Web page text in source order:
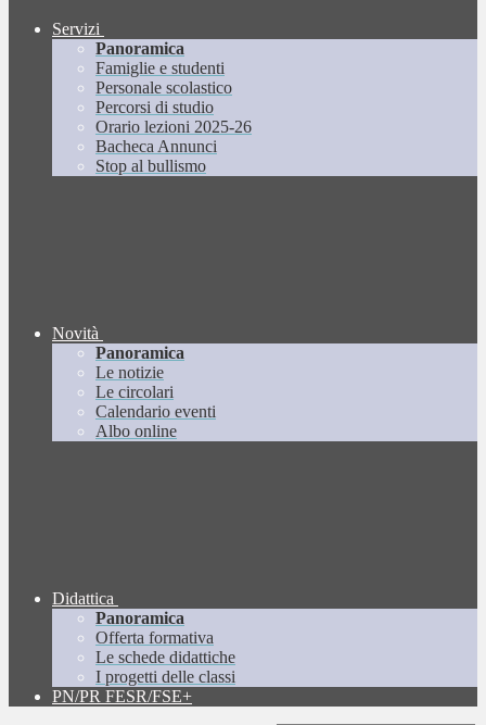
Servizi
Panoramica
Famiglie e studenti
Personale scolastico
Percorsi di studio
Orario lezioni 2025-26
Bacheca Annunci
Stop al bullismo
Novità
Panoramica
Le notizie
Le circolari
Calendario eventi
Albo online
Didattica
Panoramica
Offerta formativa
Le schede didattiche
I progetti delle classi
PN/PR FESR/FSE+